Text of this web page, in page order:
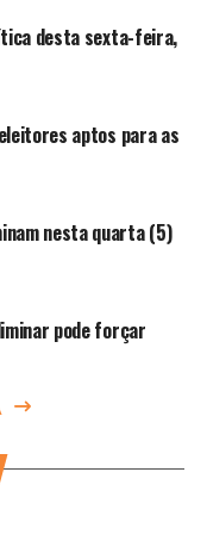
desta sexta-feira,
aptos para as
nesta quarta (5)
pode forçar